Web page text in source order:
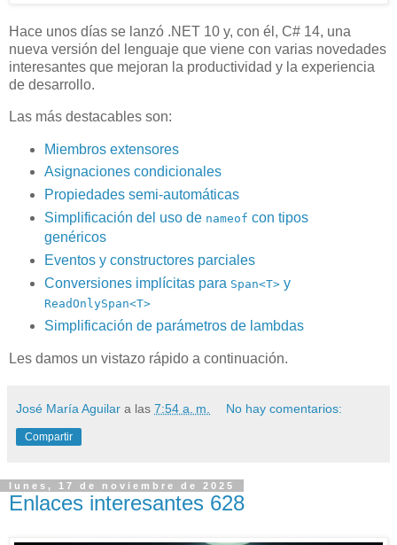
Hace unos días se lanzó .NET 10 y, con él, C# 14, una
nueva versión del lenguaje que viene con varias novedades
interesantes que mejoran la productividad y la experiencia
de desarrollo.
Las más destacables son:
Miembros extensores
Asignaciones condicionales
Propiedades semi-automáticas
Simplificación del uso de nameof con tipos
genéricos
Eventos y constructores parciales
Conversiones implícitas para Span<T>y
ReadOnlySpan<T>
Simplificación de parámetros de lambdas
Les damos un vistazo rápido a continuación.
José María Aguilar a las 7:54 a. m. No hay comentarios:
Compartir
lunes, 17 de noviembre de 2025
Enlaces interesantes 628